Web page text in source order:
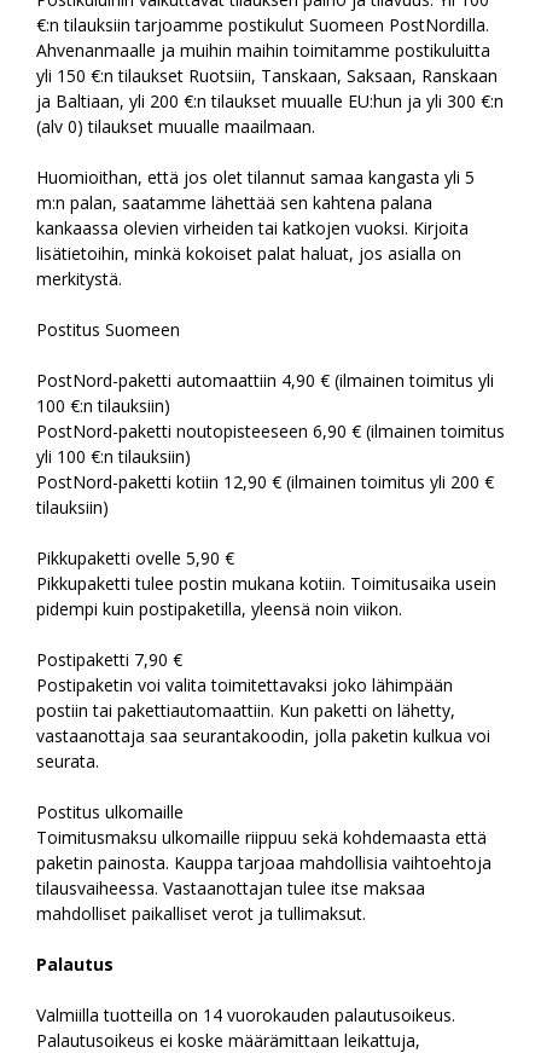
€:n tilauksiin tarjoamme postikulut Suomeen PostNordilla.
Ahvenanmaalle ja muihin maihin toimitamme postikuluitta
yli 150 €:n tilaukset Ruotsiin, Tanskaan, Saksaan, Ranskaan
ja Baltiaan, yli 200 €:n tilaukset muualle EU:hun ja yli 300 €:n
(alv 0) tilaukset muualle maailmaan.
Huomioithan, että jos olet tilannut samaa kangasta yli 5
m:n palan, saatamme lähettää sen kahtena palana
kankaassa olevien virheiden tai katkojen vuoksi. Kirjoita
lisätietoihin, minkä kokoiset palat haluat, jos asialla on
merkitystä.
Postitus Suomeen
PostNord-paketti automaattiin 4,90 € (ilmainen toimitus yli
100 €:n tilauksiin)
PostNord-paketti noutopisteeseen 6,90 € (ilmainen toimitus
yli 100 €:n tilauksiin)
PostNord-paketti kotiin 12,90 € (ilmainen toimitus yli 200 €
tilauksiin)
Pikkupaketti ovelle 5,90 €
Pikkupaketti tulee postin mukana kotiin. Toimitusaika usein
pidempi kuin postipaketilla, yleensä noin viikon.
Postipaketti 7,90 €
Postipaketin voi valita toimitettavaksi joko lähimpään
postiin tai pakettiautomaattiin. Kun paketti on lähetty,
vastaanottaja saa seurantakoodin, jolla paketin kulkua voi
seurata.
Postitus ulkomaille
Toimitusmaksu ulkomaille riippuu sekä kohdemaasta että
paketin painosta. Kauppa tarjoaa mahdollisia vaihtoehtoja
tilausvaiheessa. Vastaanottajan tulee itse maksaa
mahdolliset paikalliset verot ja tullimaksut.
Palautus
Valmiilla tuotteilla on 14 vuorokauden palautusoikeus.
Palautusoikeus ei koske määrämittaan leikattuja,